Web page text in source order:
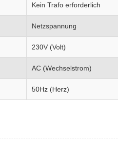
Kein Trafo erforderlich
Netzspannung
230V (Volt)
AC (Wechselstrom)
50Hz (Herz)